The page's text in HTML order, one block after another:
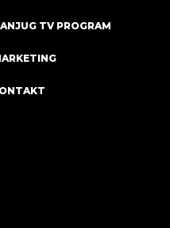
TV PROGRAM